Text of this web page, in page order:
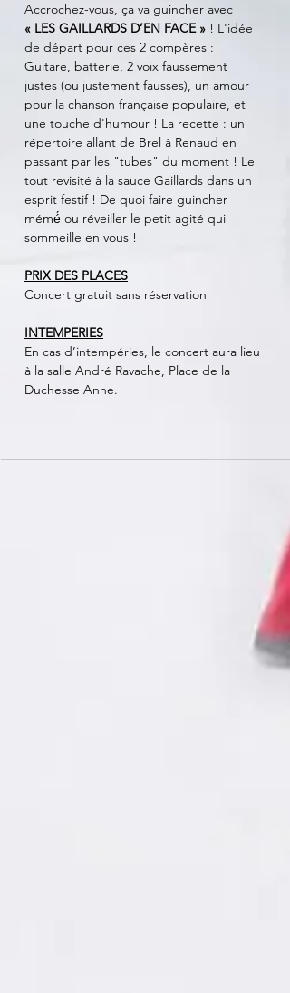
Accrochez-vous, ça va guincher avec
« LES GAILLARDS D’EN FACE » ! L'idée
de départ pour ces 2 compères :
Guitare, batterie, 2 voix faussement
justes (ou justement fausses), un amour
pour la chanson française populaire, et
une touche d'humour ! La recette : un
répertoire allant de Brel à Renaud en
passant par les "tubes" du moment ! Le
tout revisité à la sauce Gaillards dans un
esprit festif ! De quoi faire guincher
mémé́ ou réveiller le petit agité qui
sommeille en vous !
PRIX DES PLACES
Concert gratuit sans réservation
INTEMPERIES
En cas d’intempéries, le concert aura lieu
à la salle André Ravache, Place de la
Duchesse Anne.